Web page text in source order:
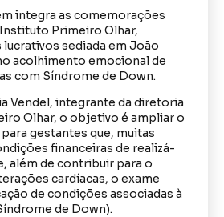
integra as comemorações
Primeiro Olhar,
sediada em João
acolhimento emocional de
com Síndrome de Down.
Vendel, integrante da diretoria
Olhar, o objetivo é ampliar o
gestantes que, muitas
financeiras de realizá-
além de contribuir para o
cardíacas, o exame
de condições associadas à
de Down).